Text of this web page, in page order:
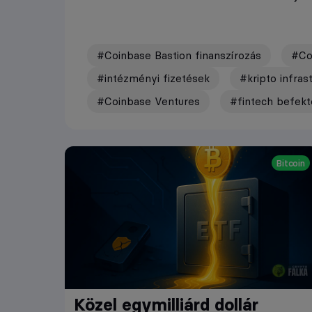
#Coinbase Bastion finanszírozás
#intézményi fizetések
#kripto
#Coinbase Ventures
#fintech
Bitcoin
Közel egymilliárd dollár